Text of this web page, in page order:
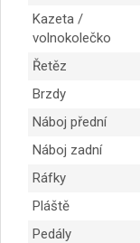
Kazeta /
volnokolečko
Řetěz
Brzdy
Náboj přední
Náboj zadní
Ráfky
Pláště
Pedály